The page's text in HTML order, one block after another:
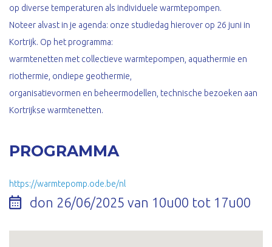
op diverse temperaturen als individuele warmtepompen.
Noteer alvast in je agenda: onze studiedag hierover op 26 juni in
Kortrijk. Op het programma:
warmtenetten met collectieve warmtepompen, aquathermie en
riothermie, ondiepe geothermie,
organisatievormen en beheermodellen, technische bezoeken aan
Kortrijkse warmtenetten.
PROGRAMMA
https://warmtepomp.ode.be/nl
don 26/06/2025 van 10u00 tot 17u00